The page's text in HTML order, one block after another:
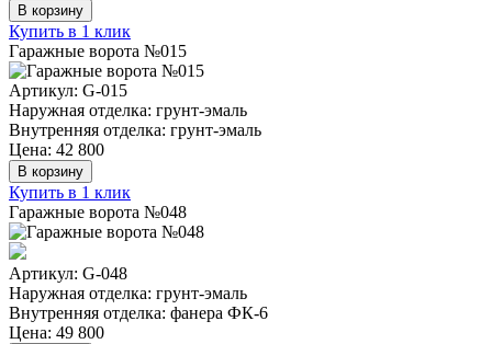
В корзину
Купить в 1 клик
Гаражные ворота №015
Артикул: G-015
Наружная отделка: грунт-эмаль
Внутренняя отделка: грунт-эмаль
Цена: 42 800
В корзину
Купить в 1 клик
Гаражные ворота №048
Артикул: G-048
Наружная отделка: грунт-эмаль
Внутренняя отделка: фанера ФК-6
Цена: 49 800